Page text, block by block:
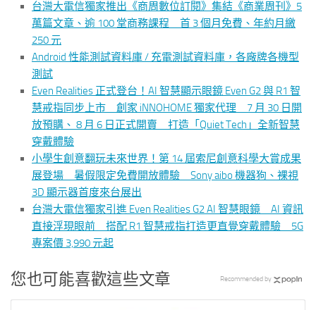
台灣大電信獨家推出《商周數位訂閱》集結《商業周刊》5
萬篇文章、逾 100 堂商務課程 首 3 個月免費、年約月繳
250 元
Android 性能測試資料庫 / 充電測試資料庫，各廠牌各機型
測試
Even Realities 正式登台！AI 智慧顯示眼鏡 Even G2 與 R1 智
慧戒指同步上市 創家 iNNOHOME 獨家代理 7 月 30 日開
放預購、 8 月 6 日正式開賣 打造「Quiet Tech」全新智慧
穿戴體驗
小學生創意翻玩未來世界！第 14 屆索尼創意科學大賞成果
展登場 暑假限定免費開放體驗 Sony aibo 機器狗、裸視
3D 顯示器首度來台展出
台灣大電信獨家引進 Even Realities G2 AI 智慧眼鏡 AI 資訊
直接浮現眼前 搭配 R1 智慧戒指打造更直覺穿戴體驗 5G
專案價 3,990 元起
您也可能喜歡這些文章 Recommended by